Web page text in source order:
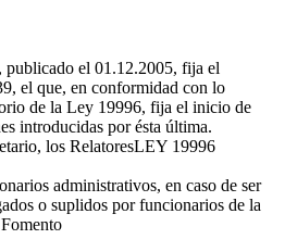
el 01.12.2005, fija el
el que, en conformidad con lo
de la Ley 19996, fija el inicio de
introducidas por ésta última.
los RelatoresLEY 19996
administrativos, en caso de ser
o suplidos por funcionarios de la